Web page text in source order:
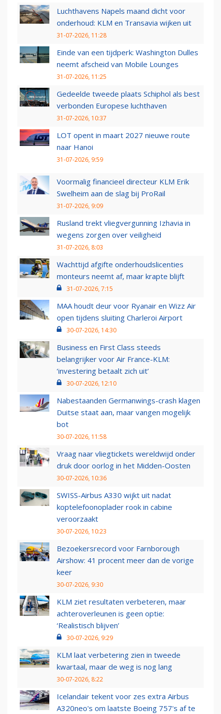
Luchthavens Napels maand dicht voor
onderhoud: KLM en Transavia wijken uit
31-07-2026, 11:28
Einde van een tijdperk: Washington Dulles
neemt afscheid van Mobile Lounges
31-07-2026, 11:25
Gedeelde tweede plaats Schiphol als best
verbonden Europese luchthaven
31-07-2026, 10:37
LOT opent in maart 2027 nieuwe route
naar Hanoi
31-07-2026, 9:59
Voormalig financieel directeur KLM Erik
Swelheim aan de slag bij ProRail
31-07-2026, 9:09
Rusland trekt vliegvergunning Izhavia in
wegens zorgen over veiligheid
31-07-2026, 8:03
Wachttijd afgifte onderhoudslicenties
monteurs neemt af, maar krapte blijft
31-07-2026, 7:15
MAA houdt deur voor Ryanair en Wizz Air
open tijdens sluiting Charleroi Airport
30-07-2026, 14:30
Business en First Class steeds
belangrijker voor Air France-KLM:
‘investering betaalt zich uit’
30-07-2026, 12:10
Nabestaanden Germanwings-crash klagen
Duitse staat aan, maar vangen mogelijk
bot
30-07-2026, 11:58
Vraag naar vliegtickets wereldwijd onder
druk door oorlog in het Midden-Oosten
30-07-2026, 10:36
SWISS-Airbus A330 wijkt uit nadat
koptelefoonoplader rook in cabine
veroorzaakt
30-07-2026, 10:23
Bezoekersrecord voor Farnborough
Airshow: 41 procent meer dan de vorige
keer
30-07-2026, 9:30
KLM ziet resultaten verbeteren, maar
achteroverleunen is geen optie:
‘Realistisch blijven’
30-07-2026, 9:29
KLM laat verbetering zien in tweede
kwartaal, maar de weg is nog lang
30-07-2026, 8:22
Icelandair tekent voor zes extra Airbus
A320neo's om laatste Boeing 757's af te